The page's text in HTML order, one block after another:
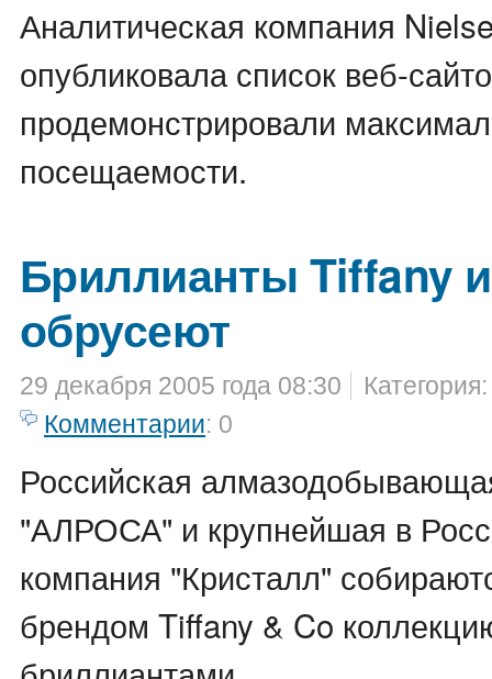
Аналитическая компания
опубликовала список веб-
продемонстрировали
посещаемости.
Бриллианты Tiffany
обрусеют
29 декабря 2005 года 08:30
Комментарии: 0
Российская
"АЛРОСА" и крупнейшая в
компания "Кристалл"
брендом Tiffany & Co